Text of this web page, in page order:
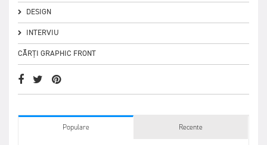
DESIGN
INTERVIU
CĂRȚI GRAPHIC FRONT
Populare Recente